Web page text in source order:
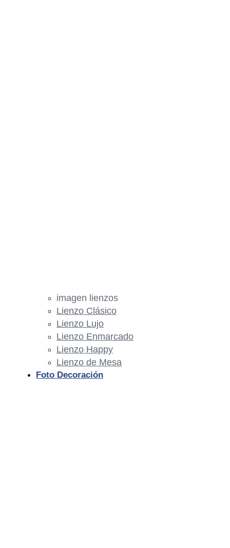
imagen lienzos
Lienzo Clásico
Lienzo Lujo
Lienzo Enmarcado
Lienzo Happy
Lienzo de Mesa
Foto Decoración